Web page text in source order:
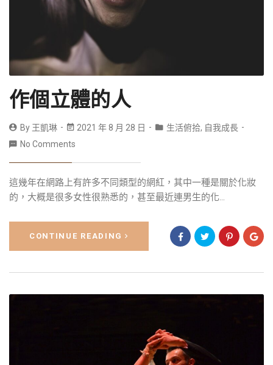
作個立體的人
By 王凱琳 2021 年 8 月 28 日 生活俯拾, 自我成長
No Comments
這幾年在網路上有許多不同類型的網紅，其中一種是關於化妝
的，大概是很多女性很熟悉的，甚至最近連男生的化...
CONTINUE READING